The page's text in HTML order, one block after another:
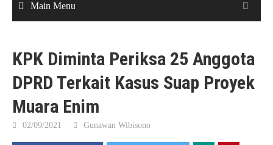
Main Menu
KPK Diminta Periksa 25 Anggota
DPRD Terkait Kasus Suap Proyek
Muara Enim
02/09/2021 Gunawan Wibisono